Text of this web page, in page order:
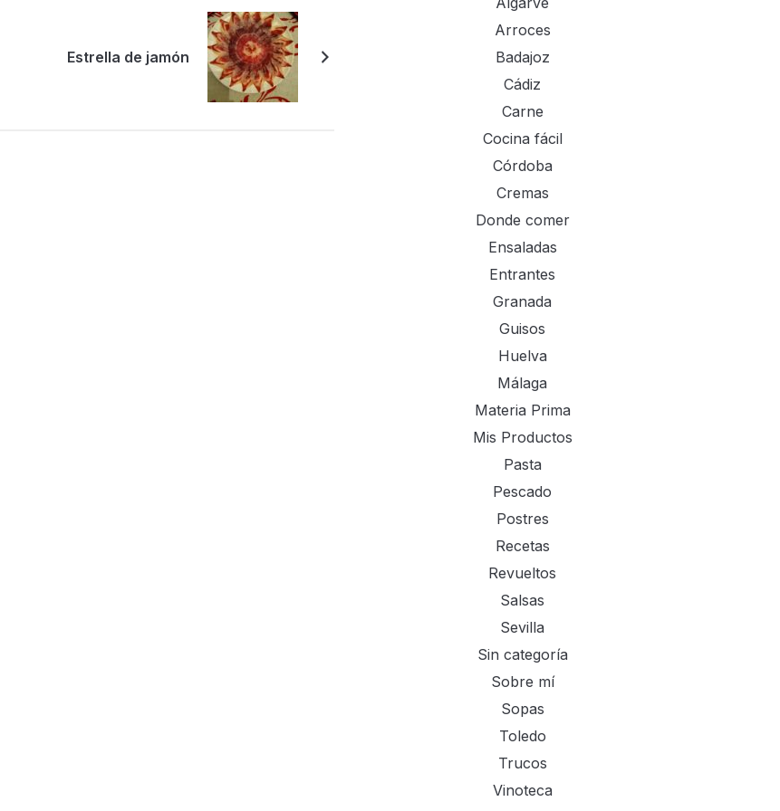
Estrella de jamón
Arroces
Badajoz
Cádiz
Carne
Cocina fácil
Córdoba
Cremas
Donde comer
Ensaladas
Entrantes
Granada
Guisos
Huelva
Málaga
Materia Prima
Mis Productos
Pasta
Pescado
Postres
Recetas
Revueltos
Salsas
Sevilla
Sin categoría
Sobre mí
Sopas
Toledo
Trucos
Vinoteca